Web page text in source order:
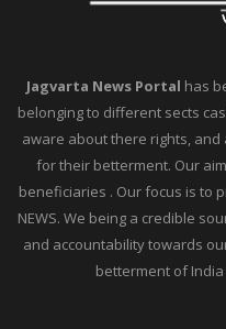
Jagvarta News Portal has
belonging to different sects
aware about there rights,
for their betterment. Our
beneficiaries . Our focus is to
NEWS. We being a credible
and accountability towards
betterment of